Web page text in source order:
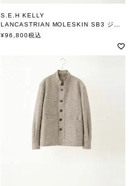
S.E.H KELLY
LANCASTRIAN MOLESKIN SB3 ジャケット DARKNAVY
エスイーエイチケリー
¥96,800税込